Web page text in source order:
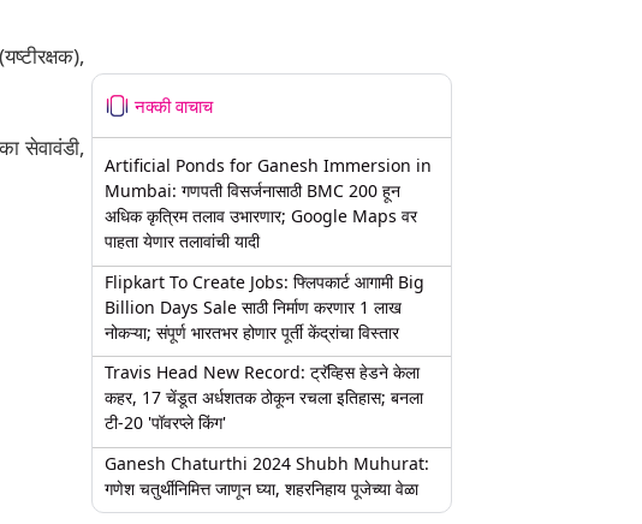
सेवावंडी,
नक्की वाचाच
Artificial Ponds for Ganesh Immersion in
Mumbai: गणपती विसर्जनासाठी BMC 200 हून
अधिक कृत्रिम तलाव उभारणार; Google Maps वर
पाहता येणार तलावांची यादी
Flipkart To Create Jobs: फ्लिपकार्ट आगामी Big
Billion Days Sale साठी निर्माण करणार 1 लाख
नोकऱ्या; संपूर्ण भारतभर होणार पूर्ती केंद्रांचा विस्तार
Travis Head New Record: ट्रॅव्हिस हेडने केला
कहर, 17 चेंडूत अर्धशतक ठोकून रचला इतिहास; बनला
टी-20 'पॉवरप्ले किंग'
Ganesh Chaturthi 2024 Shubh Muhurat:
गणेश चतुर्थीनिमित्त जाणून घ्या, शहरनिहाय पूजेच्या वेळा